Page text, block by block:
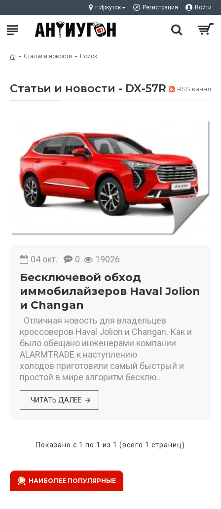
г.Иркутск Регистрация Войти
Статьи и новости Поиск
Статьи и новости - DX-57R RSS канал
04 окт. 0 19026
Бесключевой обход
иммобилайзеров Haval Jolion
и Changan
Отличная новость для владельцев
кроссоверов Haval Jolion и Changan. Как и
было обещано инженерами компании
ALARMTRADE к наступлению
холодов приготовили самый быстрый и
простой в мире алгоритм бесклю..
ЧИТАТЬ ДАЛЕЕ
Показано с 1 по 1 из 1 (всего 1 страниц)
НАИБОЛЕЕ ПОПУЛЯРНЫЕ